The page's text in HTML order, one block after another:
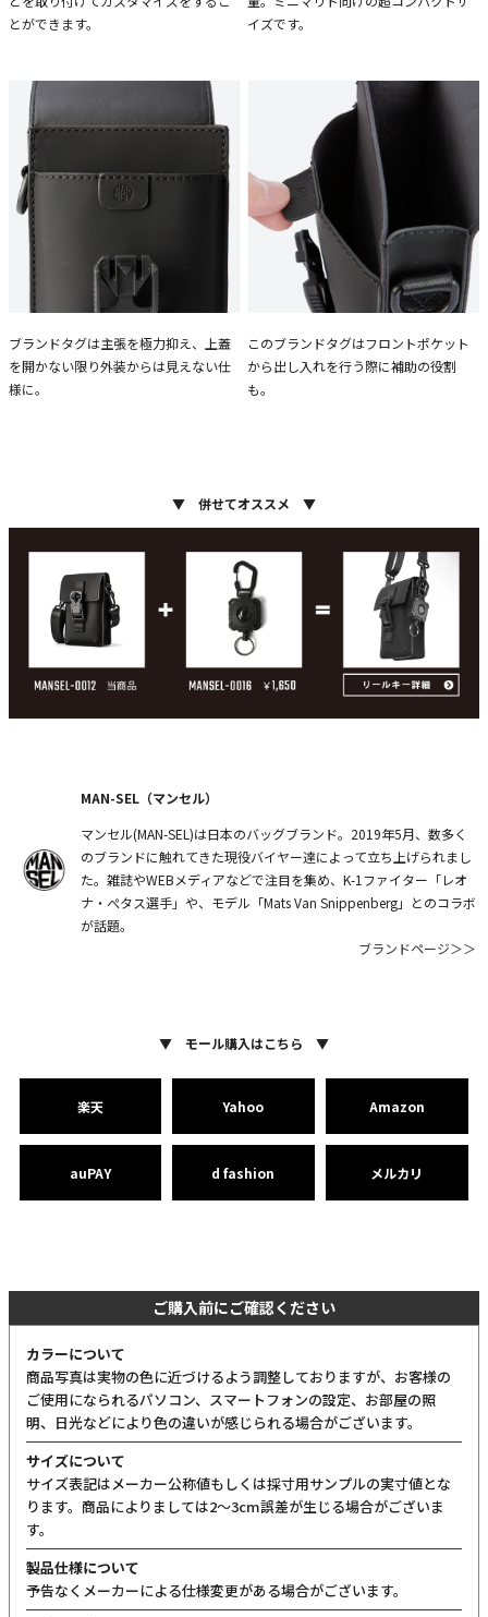
とができます。
イズです。
ブランドタグは主張を極力抑え、上蓋
を開かない限り外装からは見えない仕
様に。
このブランドタグはフロントポケット
から出し入れを行う際に補助の役割
も。
▼ 併せてオススメ ▼
MAN-SEL（マンセル）
マンセル(MAN-SEL)は日本のバッグブランド。2019年5月、数多く
のブランドに触れてきた現役バイヤー達によって立ち上げられまし
た。雑誌やWEBメディアなどで注目を集め、K-1ファイター「レオ
ナ・ぺタス選手」や、モデル「Mats Van Snippenberg」とのコラボ
が話題。
ブランドページ＞＞
▼ モール購入はこちら ▼
楽天 Yahoo Amazon
auPAY d fashion メルカリ
ご購入前にご確認ください
カラーについて
商品写真は実物の色に近づけるよう調整しておりますが、お客様の
ご使用になられるパソコン、スマートフォンの設定、お部屋の照
明、日光などにより色の違いが感じられる場合がございます。
サイズについて
サイズ表記はメーカー公称値もしくは採寸用サンプルの実寸値とな
ります。商品によりましては2〜3cm誤差が生じる場合がございま
す。
製品仕様について
予告なくメーカーによる仕様変更がある場合がございます。